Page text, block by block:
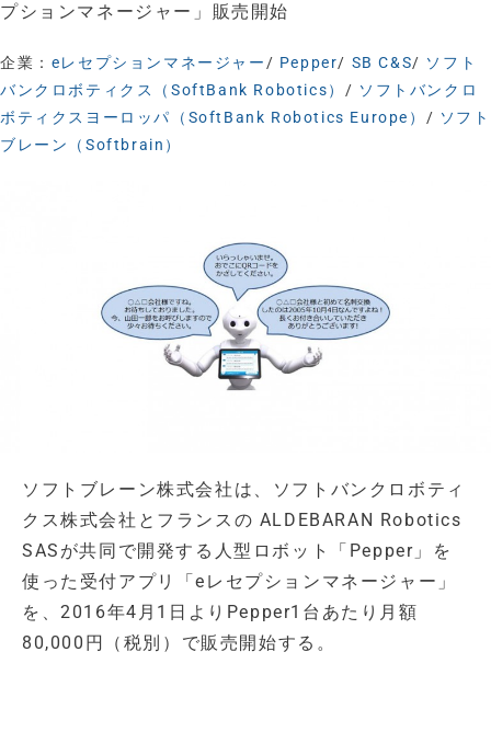
プションマネージャー」販売開始
企業： eレセプションマネージャー/ Pepper/ SB C&S/ ソフト
バンクロボティクス（SoftBank Robotics） / ソフトバンクロ
ボティクスヨーロッパ（SoftBank Robotics Europe） / ソフト
ブレーン（Softbrain）
ソフトブレーン株式会社は、ソフトバンクロボティ
クス株式会社とフランスの ALDEBARAN Robotics
SASが共同で開発する人型ロボット「Pepper」を
使った受付アプリ「eレセプションマネージャー」
を、2016年4月1日よりPepper1台あたり月額
80,000円（税別）で販売開始する。